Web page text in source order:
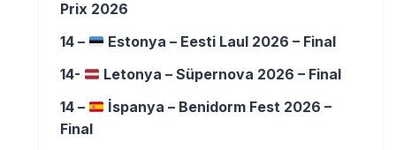
Prix 2026
14 –
Estonya – Eesti Laul 2026 – Final
14-
Letonya – Süpernova 2026 – Final
14 –
İspanya – Benidorm Fest 2026 –
Final